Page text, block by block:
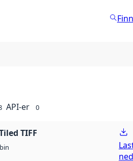
API-er 0
TIFF
bin
ned